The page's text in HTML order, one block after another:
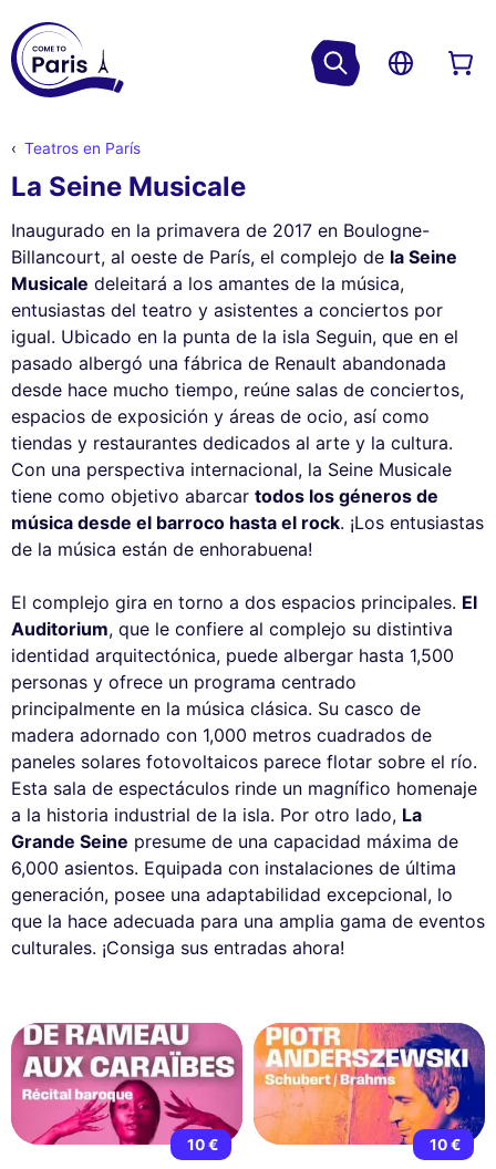
Teatros en París
La Seine Musicale
Inaugurado en la primavera de 2017 en Boulogne-
Billancourt, al oeste de París, el complejo de la Seine
Musicale deleitará a los amantes de la música,
entusiastas del teatro y asistentes a conciertos por
igual. Ubicado en la punta de la isla Seguin, que en el
pasado albergó una fábrica de Renault abandonada
desde hace mucho tiempo, reúne salas de conciertos,
espacios de exposición y áreas de ocio, así como
tiendas y restaurantes dedicados al arte y la cultura.
Con una perspectiva internacional, la Seine Musicale
tiene como objetivo abarcar todos los géneros de
música desde el barroco hasta el rock. ¡Los entusiastas
de la música están de enhorabuena!
El complejo gira en torno a dos espacios principales. El
Auditorium, que le confiere al complejo su distintiva
identidad arquitectónica, puede albergar hasta 1,500
personas y ofrece un programa centrado
principalmente en la música clásica. Su casco de
madera adornado con 1,000 metros cuadrados de
paneles solares fotovoltaicos parece flotar sobre el río.
Esta sala de espectáculos rinde un magnífico homenaje
a la historia industrial de la isla. Por otro lado, La
Grande Seine presume de una capacidad máxima de
6,000 asientos. Equipada con instalaciones de última
generación, posee una adaptabilidad excepcional, lo
que la hace adecuada para una amplia gama de eventos
culturales. ¡Consiga sus entradas ahora!
10 € 10 €